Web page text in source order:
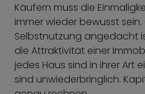
Käufern muss die
immer wieder bewusst
Selbstnutzung angedacht
die Attraktivität einer
jedes Haus sind in ihrer Art
sind unwiederbringlich.